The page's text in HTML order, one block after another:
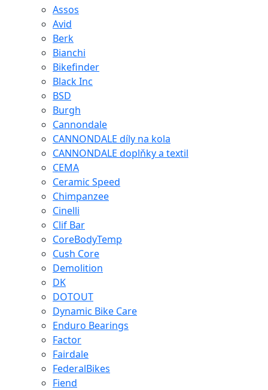
Assos
Avid
Berk
Bianchi
Bikefinder
Black Inc
BSD
Burgh
Cannondale
CANNONDALE díly na kola
CANNONDALE doplňky a textil
CEMA
Ceramic Speed
Chimpanzee
Cinelli
Clif Bar
CoreBodyTemp
Cush Core
Demolition
DK
DOTOUT
Dynamic Bike Care
Enduro Bearings
Factor
Fairdale
FederalBikes
Fiend